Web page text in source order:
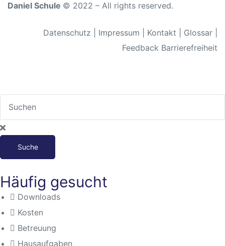
Daniel Schule © 2022 – All rights reserved.
Datenschutz Impressum Kontakt Glossar
Feedback Barrierefreiheit
Suche
Häufig gesucht
Downloads
Kosten
Betreuung
Hausaufgaben